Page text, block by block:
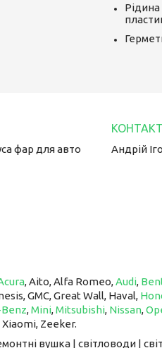
Рідина
фар для авто Андрій
, Aito, Alfa Romeo,Audi,
GMC, Great Wall, Haval,
,Mini,Mitsubishi, Nissan,
Xiaomi, Zeeker.
вушка | світловоди |